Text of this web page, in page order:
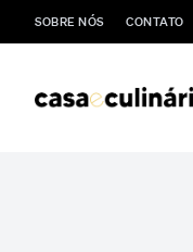
SOBRE NÓS CONTATO